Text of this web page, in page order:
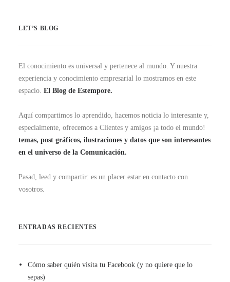
LET’S BLOG
El conocimiento es universal y pertenece al mundo. Y nuestra
experiencia y conocimiento empresarial lo mostramos en este
espacio. El Blog de Estempore.
Aquí compartimos lo aprendido, hacemos noticia lo interesante y,
especialmente, ofrecemos a Clientes y amigos ¡a todo el mundo!
temas, post gráficos, ilustraciones y datos que son interesantes
en el universo de la Comunicación.
Pasad, leed y compartir: es un placer estar en contacto con
vosotros.
ENTRADAS RECIENTES
Cómo saber quién visita tu Facebook (y no quiere que lo
sepas)